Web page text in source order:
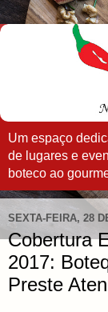
Um espaço
de lugares e
boteco ao
SEXTA-FEIRA, 28
Cobertura
2017:
Preste